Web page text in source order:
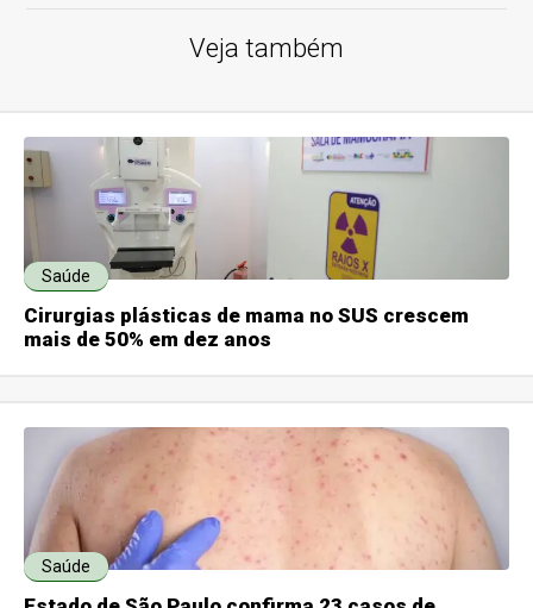
Veja também
Saúde
Cirurgias plásticas de mama no SUS crescem
mais de 50% em dez anos
Saúde